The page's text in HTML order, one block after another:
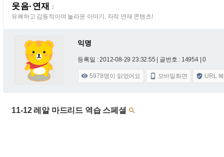
웃음·연재 2
유쾌하고 감동적이며 놀라운 이야기, 자작 연재 콘텐츠!
익명
등록일 : 2012-08-29 23:32:55 | 글번호 : 14954 | 0
 5978명이 읽었어요  모바일화면  URL
11-12 레알 마드리드 역습 스페셜 